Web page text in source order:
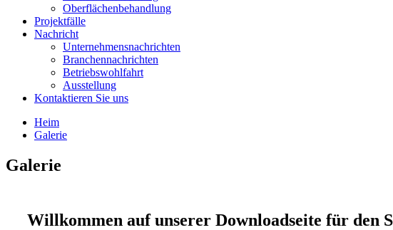
Oberflächenbehandlung
Projektfälle
Nachricht
Unternehmensnachrichten
Branchennachrichten
Betriebswohlfahrt
Ausstellung
Kontaktieren Sie uns
Heim
Galerie
Galerie
Willkommen auf unserer Downloadseite für den